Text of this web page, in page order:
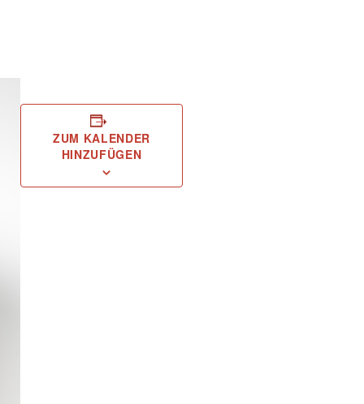
ZUM KALENDER
HINZUFÜGEN